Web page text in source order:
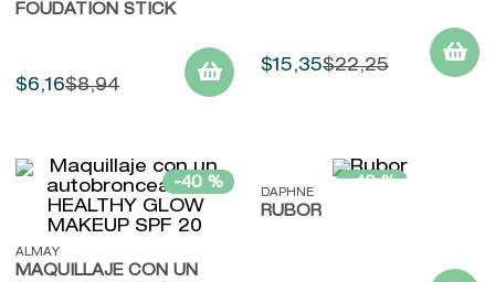
FOUDATION STICK
$6,16$8,94
$15,35$22,25
-40 %
ALMAY
MAQUILLAJE CON UN
-40 %
DAPHNE
RUBOR
10. john frieda